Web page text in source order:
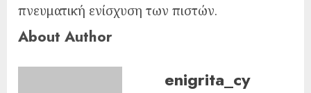
πνευματική ενίσχυση των πιστών.
About Author
enigrita_cy